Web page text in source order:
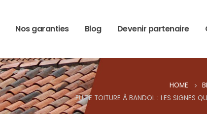
Nos garanties Blog Devenir partenaire
HOME
FUITE TOITURE À BANDOL : LES SIGNES